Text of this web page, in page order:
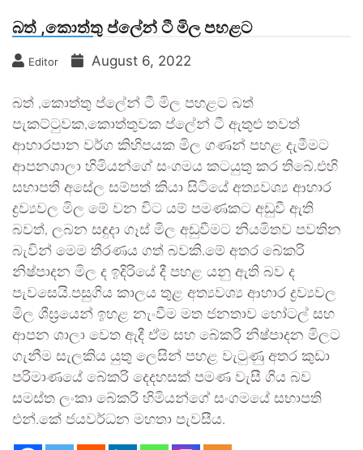
බත් ,කොත්තු ප්ලේන් ටී මිල පහළට
Editor August 6, 2022
බත් ,කොත්තු ප්ලේන් ටී මිල පහළට බත්
පැකට්ටුවක,කොත්තුවක ප්ලේන් ටී ඇතුළු තවත්
ආහාරපාන වර්ග කිහිපයක මිල ගණන් පහළ දැමීමට
ආපනශාලා හිමියන්ගේ සංගමය කටයුතු කර තිබේ.එහි
සභාපති අසේල සම්පත් කියා සිටියේ අත්‍යවශ්‍ය ආහාර
ද්‍රව්‍යවල මිල මේ වන විට යම් පමණකට අඩුවී ඇති
බවත්, ලබන සඳුදා ගෑස් මිල අඩුවීමට නියමිතව පවතින
බැවින් මෙම තීරණය ගත් බවකි.මේ අතර බේකරි
නිෂ්පාදන මිල ද ඉදිරියේ දී පහළ යනු ඇති බව ද
පැවසෙයි.පසුගිය කාලය තුළ අත්‍යවශ්‍ය ආහාර ද්‍රව්‍යවල
මිල ශීඝ්‍රයෙන් ඉහළ නැංවීම මත ජනතාව හෝටල් සහ
ආපන ශාලා වෙත ඇදී ඒම සහ බේකරි නිෂ්පාදන මිලට
ගැනීම සැලකිය යුතු ලෙසින් පහළ වැටුණු අතර කුඩා
පරිමාණයේ බේකරි දෙදහසක් පමණ වැසී ගිය බව
සමස්ත ලංකා බේකරි හිමියන්ගේ සංගමයේ සභාපති
එන්.කේ ජයවර්ධන මහතා පැවසීය.